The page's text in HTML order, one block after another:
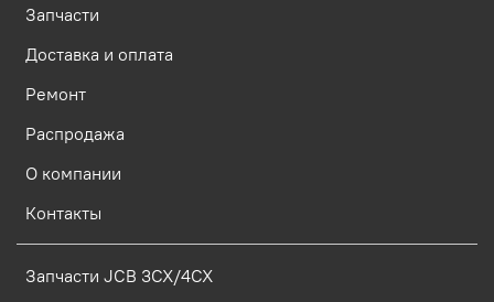
Запчасти
Доставка и оплата
Ремонт
Распродажа
О компании
Контакты
Запчасти JCB 3CX/4CX